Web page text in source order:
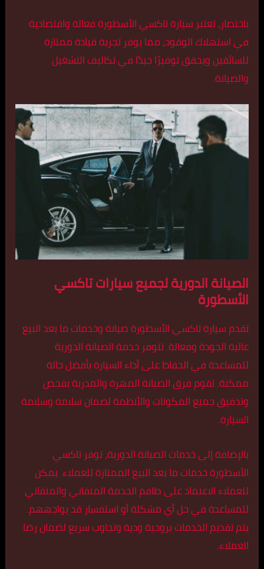
باختصار، تعتبر سيارة تاكسي الأسطورة فعالة واقتصادية
في استهلاك الوقود، مما يوفر تجربة قيادة ممتازة
للسائقين ويحقق توفيرًا جيدًا في تكاليف التشغيل
والصيانة.
الصيانة الدورية لجميع سيارات تاكسي
الأسطورة
تقدم سيارة تاكسي الأسطورة صيانة وخدمات ما بعد البيع
عالية الجودة وفعالة. تتوفر خدمة الصيانة الدورية
للمساعدة في الحفاظ على أداء السيارة بأفضل حالة
ممكنة. تقوم فرق الصيانة المهرة والمدربة بفحص
وتدقيق جميع المكونات والأنظمة لضمان سلامة وسلامة
السيارة.
بالإضافة إلى خدمات الصيانة الدورية، توفر تاكسي
الأسطورة خدمات ما بعد البيع الممتازة للعملاء. يمكن
للعملاء الاعتماد على طاقم الخدمة المتفاني والمتفاني
للمساعدة في حل أي مشكلة أو استفسار قد يواجههم.
يتم تقديم الخدمات بروحية ودية وتجاوب سريع لضمان رضا
العملاء.